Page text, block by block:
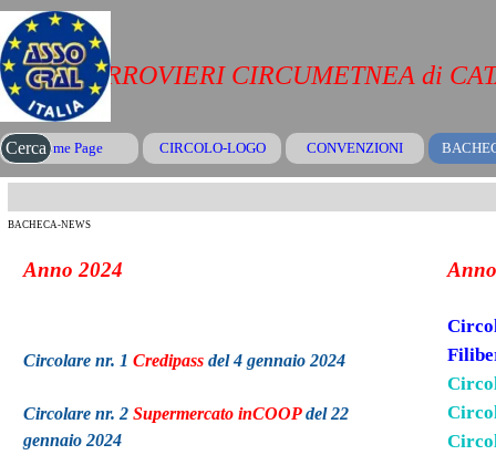
Vai ai contenuti
Salta menù
Home Page CIRCOLO-LOGO ▼
CONVENZIONI
CRAL FERROVIERI CIRCUMETNEA di
Cerca
BACHECA-NEWS
Anno 2024
Circolare nr. 1 Credipassdel 4 gennaio 2024
Circolare nr. 2 Supermercato inCOOPdel 22
gennaio 2024